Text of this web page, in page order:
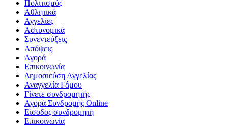
Πολιτισμός
Αθλητικά
Αγγελίες
Αστυνομικά
Συνεντεύξεις
Απόψεις
Αγορά
Επικοινωνία
Δημοσιεύση Αγγελίας
Αναγγελία Γάμου
Γίνετε συνδρομητής
Αγορά Συνδρομής Online
Είσοδος συνδρομητή
Επικοινωνία